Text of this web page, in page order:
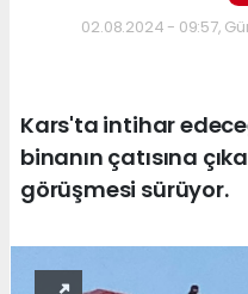
02.08.2024 - 09:57,
Kars'ta intihar
binanın çatısına
görüşmesi sürüyor.